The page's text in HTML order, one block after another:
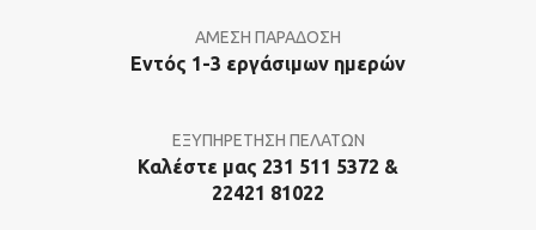
ΑΜΕΣΗ ΠΑΡΑΔΟΣΗ
Εντός 1-3 εργάσιμων ημερών
ΕΞΥΠΗΡΕΤΗΣΗ ΠΕΛΑΤΩΝ
Καλέστε μας 231 511 5372 &
22421 81022